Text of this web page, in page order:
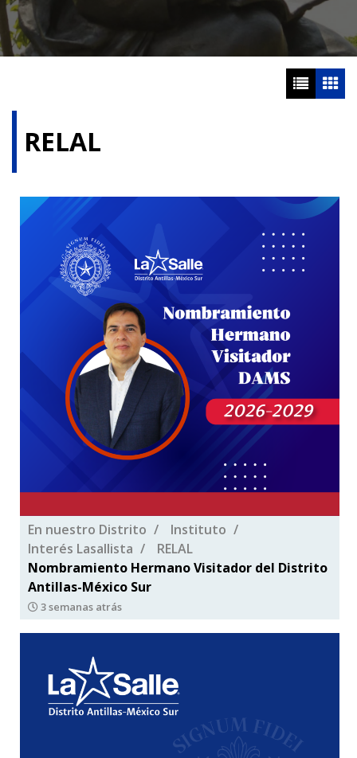
RELAL
En nuestro Distrito
Instituto
Interés Lasallista
RELAL
Nombramiento Hermano Visitador del Distrito
Antillas-México Sur
3 semanas atrás